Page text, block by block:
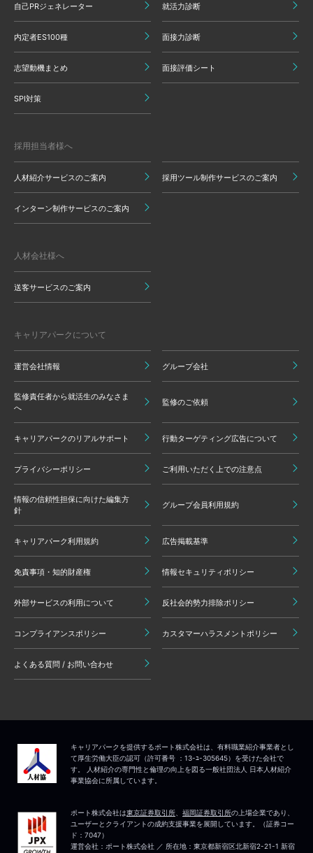
自己PRジェネレーター 就活力診断
内定者ES100種 面接力診断
志望動機まとめ 面接評価シート
SPI対策
採用担当者様へ
人材紹介サービスのご案内 採用ツール制作サービスのご案内
インターン制作サービスのご案内
人材会社様へ
送客サービスのご案内
キャリアパークについて
運営会社情報 グループ会社
監修責任者から就活生のみなさま
へ
監修のご依頼
キャリアパークのリアルサポート 行動ターゲティング広告について
プライバシーポリシー ご利用いただく上での注意点
情報の信頼性担保に向けた編集方
針
グループ会員利用規約
キャリアパーク利用規約 広告掲載基準
免責事項・知的財産権 情報セキュリティポリシー
外部サービスの利用について 反社会的勢力排除ポリシー
コンプライアンスポリシー カスタマーハラスメントポリシー
よくある質問 / お問い合わせ